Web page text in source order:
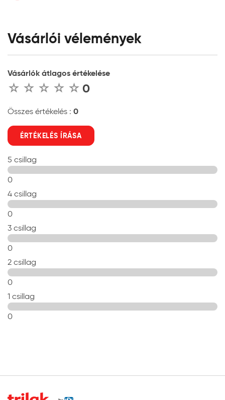
Vásárlói vélemények
Vásárlók átlagos értékelése
0
Összes értékelés : 0
ÉRTÉKELÉS ÍRÁSA
5 csillag
0
4 csillag
0
3 csillag
0
2 csillag
0
1 csillag
0